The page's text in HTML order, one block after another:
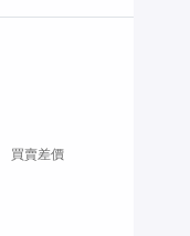
買賣差價